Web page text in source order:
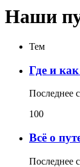
Наши
Тем
Где и
Последнее
100
Всё о
Последнее